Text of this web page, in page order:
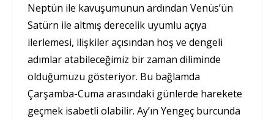
Neptün ile kavuşumunun ardından Venüs’ün
Satürn ile altmış derecelik uyumlu açıya
ilerlemesi, ilişkiler açısından hoş ve dengeli
adımlar atabileceğimiz bir zaman diliminde
olduğumuzu gösteriyor. Bu bağlamda
Çarşamba-Cuma arasındaki günlerde harekete
geçmek isabetli olabilir. Ay’ın Yengeç burcunda